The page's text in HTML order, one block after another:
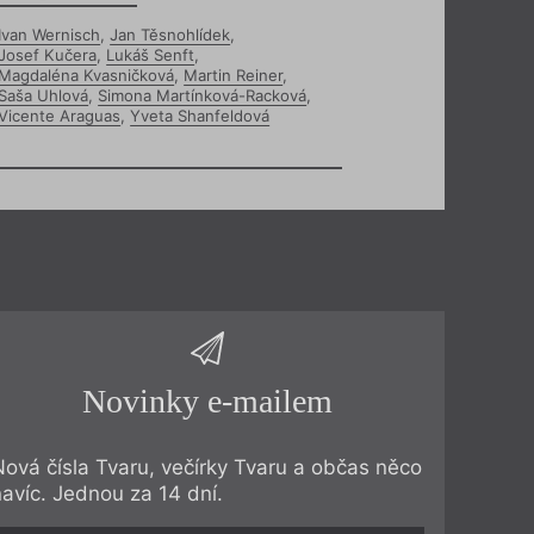
Wernisch, Jan Těsnohlídek,
Kučera, Lukáš Senft,
Kvasničková, Martin Reiner,
Uhlová, Simona Martínková-Racková,
Araguas, Yveta Shanfeldová
Novinky e-mailem
čísla Tvaru, večírky Tvaru a občas něco
Jednou za 14 dní.